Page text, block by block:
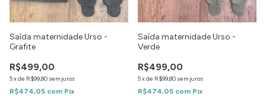
Saída maternidade Urso -
Grafite
R$499,00
5xde R$99,80 sem juros
R$474,05 com Pix
Saída maternidade Urso -
Verde
R$499,00
5xde R$99,80 sem juros
R$474,05 com Pix